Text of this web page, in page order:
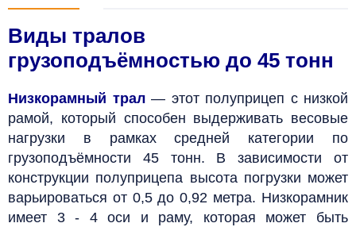
Виды тралов
грузоподъёмностью до 45 тонн
Низкорамный трал— этот полуприцеп с низкой
рамой, который способен выдерживать весовые
нагрузки в рамках средней категории по
грузоподъёмности 45 тонн. В зависимости от
конструкции полуприцепа высота погрузки может
варьироваться от 0,5 до 0,92 метра. Низкорамник
имеет 3 - 4 оси и раму, которая может быть